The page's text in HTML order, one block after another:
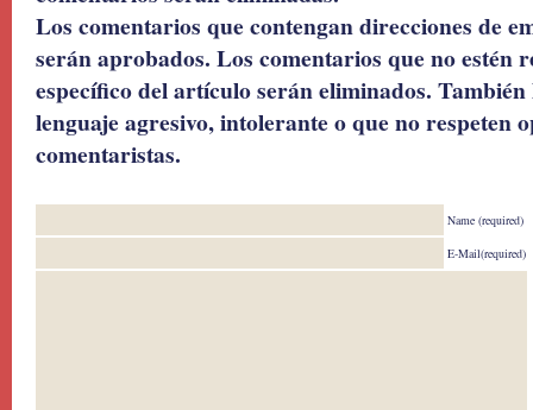
Los comentarios que contengan direcciones de
serán aprobados. Los comentarios que no estén
específico del artículo serán eliminados.
lenguaje agresivo, intolerante o que no respeten
comentaristas.
Name (required)
E-Mail(required)